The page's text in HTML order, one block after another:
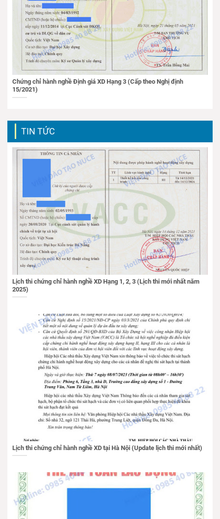
Chứng chỉ hành nghề Định giá XD Hạng 3 (Cấp theo Nghị định
15/2021)
TIN TỨC
Lịch thi chứng chỉ hành nghề XD Hạng 1, 2, 3 (Lịch thi mới nhất năm
2025)
Lịch thi chứng chỉ hành nghề XD tại Hà Nội (Update lịch thi mới nhất)